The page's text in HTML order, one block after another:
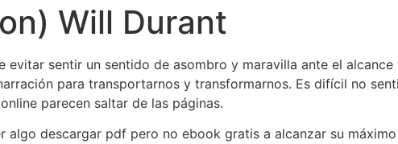
Will Durant
sentir un sentido de asombro y maravilla ante el
para transportarnos y transformarnos. Es difícil no
parecen saltar de las páginas.
descargar pdf pero no ebook gratis a alcanzar su